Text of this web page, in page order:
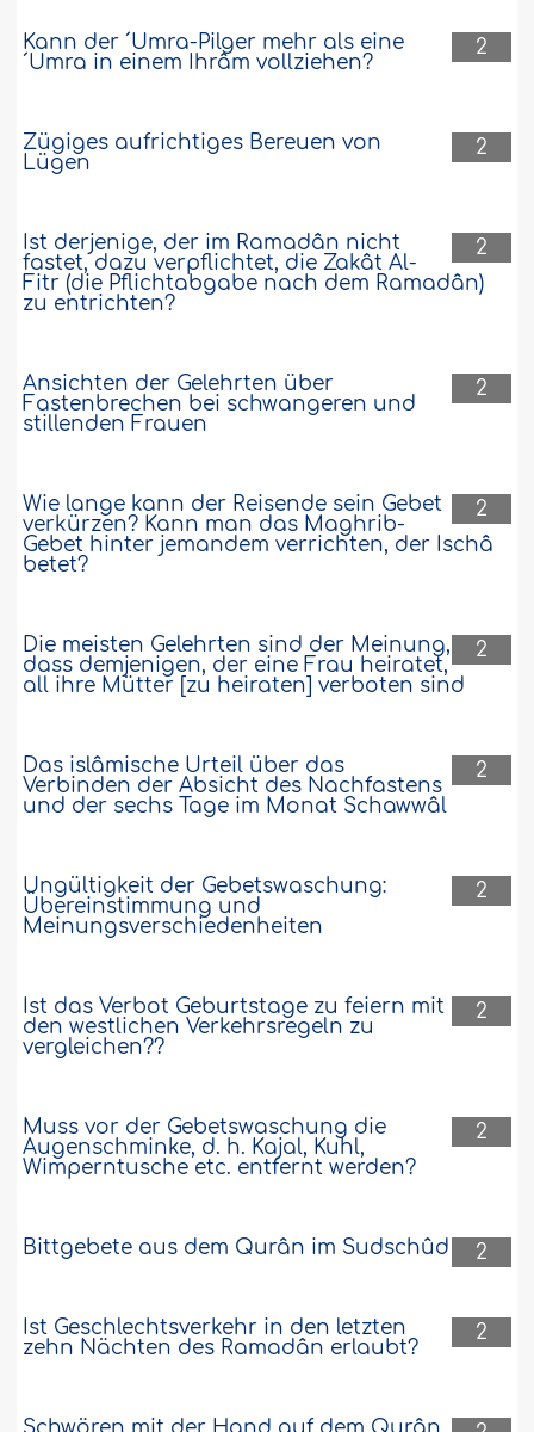
2
Kann der ´Umra-Pilger mehr als eine
´Umra in einem Ihrâm vollziehen?
2
Zügiges aufrichtiges Bereuen von
Lügen
2
Ist derjenige, der im Ramadân nicht
fastet, dazu verpflichtet, die Zakât Al-
Fitr (die Pflichtabgabe nach dem Ramadân)
zu entrichten?
2
Ansichten der Gelehrten über
Fastenbrechen bei schwangeren und
stillenden Frauen
2
Wie lange kann der Reisende sein Gebet
verkürzen? Kann man das Maghrib-
Gebet hinter jemandem verrichten, der Ischâ
betet?
2
Die meisten Gelehrten sind der Meinung,
dass demjenigen, der eine Frau heiratet,
all ihre Mütter [zu heiraten] verboten sind
2
Das islâmische Urteil über das
Verbinden der Absicht des Nachfastens
und der sechs Tage im Monat Schawwâl
2
Ungültigkeit der Gebetswaschung:
Übereinstimmung und
Meinungsverschiedenheiten
2
Ist das Verbot Geburtstage zu feiern mit
den westlichen Verkehrsregeln zu
vergleichen??
2
Muss vor der Gebetswaschung die
Augenschminke, d. h. Kajal, Kuhl,
Wimperntusche etc. entfernt werden?
2
Bittgebete aus dem Qurân im Sudschûd
2
Ist Geschlechtsverkehr in den letzten
zehn Nächten des Ramadân erlaubt?